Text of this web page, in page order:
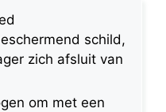
schild,
zich afsluit van
om met een